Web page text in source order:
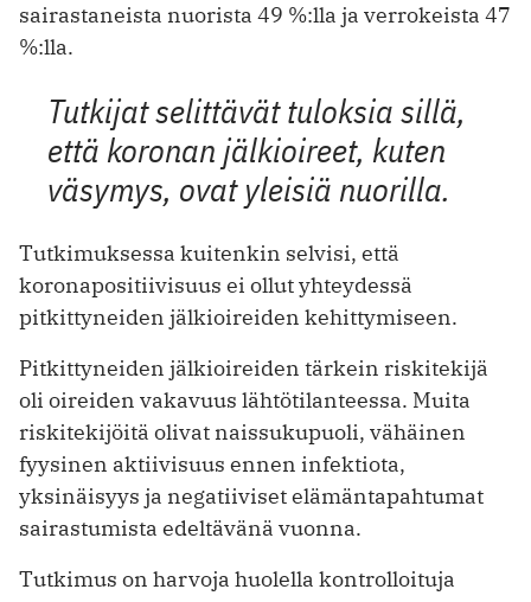
sairastaneista nuorista 49 %:lla ja verrokeista 47
%:lla.
Tutkijat selittävät tuloksia sillä,
että koronan jälkioireet, kuten
väsymys, ovat yleisiä nuorilla.
Tutkimuksessa kuitenkin selvisi, että
koronapositiivisuus ei ollut yhteydessä
pitkittyneiden jälkioireiden kehittymiseen.
Pitkittyneiden jälkioireiden tärkein riskitekijä
oli oireiden vakavuus lähtötilanteessa. Muita
riskitekijöitä olivat naissukupuoli, vähäinen
fyysinen aktiivisuus ennen infektiota,
yksinäisyys ja negatiiviset elämäntapahtumat
sairastumista edeltävänä vuonna.
Tutkimus on harvoja huolella kontrolloituja